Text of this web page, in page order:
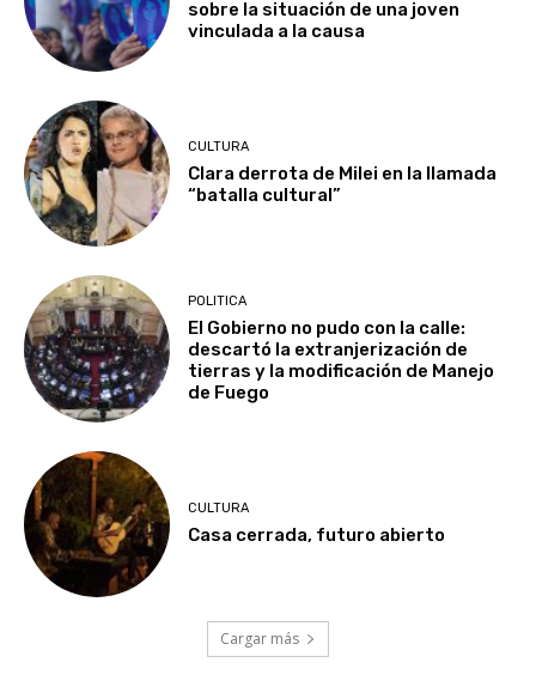
sobre la situación de una joven
vinculada a la causa
CULTURA
Clara derrota de Milei en la llamada
“batalla cultural”
POLITICA
El Gobierno no pudo con la calle:
descartó la extranjerización de
tierras y la modificación de Manejo
de Fuego
CULTURA
Casa cerrada, futuro abierto
Cargar más